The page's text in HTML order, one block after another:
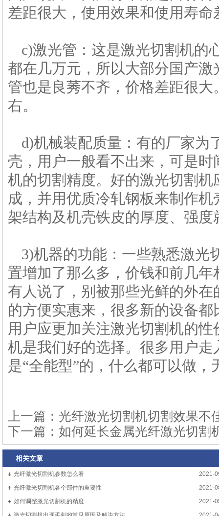
差距很大，使用效果和使用寿命
c)激光管：这是激光切割机的
都在几万元，所以大部分国产
管也是良莠不齐，价格差距很
右。
d)机械装配质量：有的厂家为
壳，用户一般看不出来，可是
机的切割精度。好的激光切割
成，并用优质冷轧钢板来制作
架结构及机壳铁皮的厚度、强
3)机器的功能：一些熟悉激光
置增加了那么多，价钱和前几
有人说了，别被那些光鲜的外
的方便实惠来，很多新的设备
用户应更加关注激光切割机的
机是我们好的选择。很多用户
是“全能型”的，什么都可以做
上一篇： 光纤激光切割机切割效果不
下一篇： 如何延长金属光纤激光切割
相关文章
2021-
光纤激光切割机参数怎么看
2021-
光纤激光切割机各个部件的重要性
2021-
如何调整激光切割机的精度